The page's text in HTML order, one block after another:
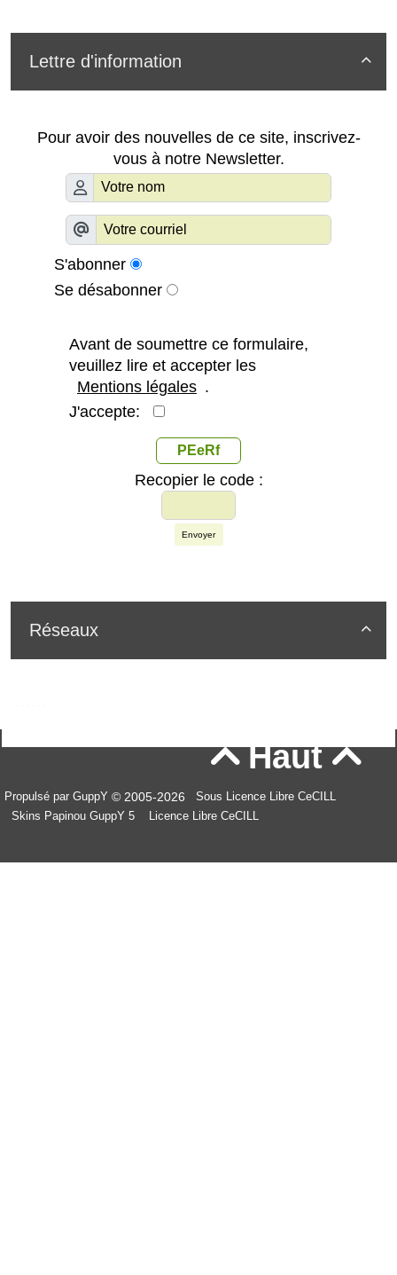

Lettre d'information
Pour avoir des nouvelles de ce site, inscrivez-
vous à notre Newsletter.
S'abonner
Se désabonner
Avant de soumettre ce formulaire,
veuillez lire et accepter les
Mentions légales .
J'accepte:
PEeRf
Recopier le code :
Envoyer

Réseaux
Haut
Propulsé par GuppY © 2005-2026
Sous Licence Libre CeCILL
Skins Papinou GuppY 5
Licence Libre CeCILL